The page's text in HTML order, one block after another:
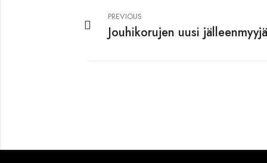
PREVIOUS
Jouhikorujen uusi